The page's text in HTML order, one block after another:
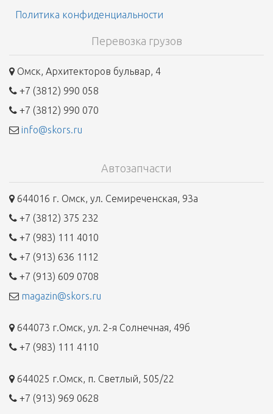
Политика конфиденциальности
Перевозка грузов
Омск, Архитекторов бульвар, 4
+7 (3812) 990 058
+7 (3812) 990 070
info@skors.ru
Автозапчасти
644016 г. Омск, ул. Семиреченская, 93а
+7 (3812) 375 232
+7 (983) 111 4010
+7 (913) 636 1112
+7 (913) 609 0708
magazin@skors.ru
644073 г.Омск, ул. 2-я Солнечная, 49б
+7 (983) 111 4110
644025 г.Омск, п. Светлый, 505/22
+7 (913) 969 0628